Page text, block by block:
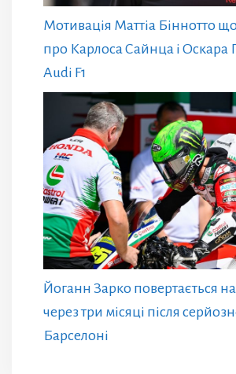
Мотивація Маттіа Біннотто
про Карлоса Сайнца і Оскара
Audi F1
Йоганн Зарко повертається
через три місяці після
Барселоні